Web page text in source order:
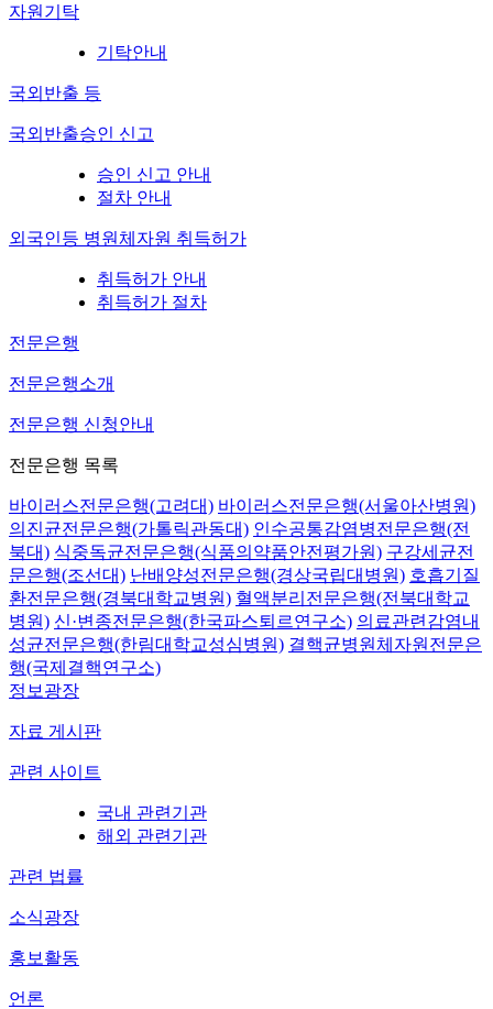
자원기탁
기탁안내
국외반출 등
국외반출승인 신고
승인 신고 안내
절차 안내
외국인등 병원체자원 취득허가
취득허가 안내
취득허가 절차
전문은행
전문은행소개
전문은행 신청안내
전문은행 목록
바이러스전문은행(고려대) 바이러스전문은행(서울아산병원)
의진균전문은행(가톨릭관동대) 인수공통감염병전문은행(전
북대) 식중독균전문은행(식품의약품안전평가원) 구강세균전
문은행(조선대) 난배양성전문은행(경상국립대병원) 호흡기질
환전문은행(경북대학교병원) 혈액분리전문은행(전북대학교
병원) 신·변종전문은행(한국파스퇴르연구소) 의료관련감염내
성균전문은행(한림대학교성심병원) 결핵균병원체자원전문은
행(국제결핵연구소)
정보광장
자료 게시판
관련 사이트
국내 관련기관
해외 관련기관
관련 법률
소식광장
홍보활동
언론